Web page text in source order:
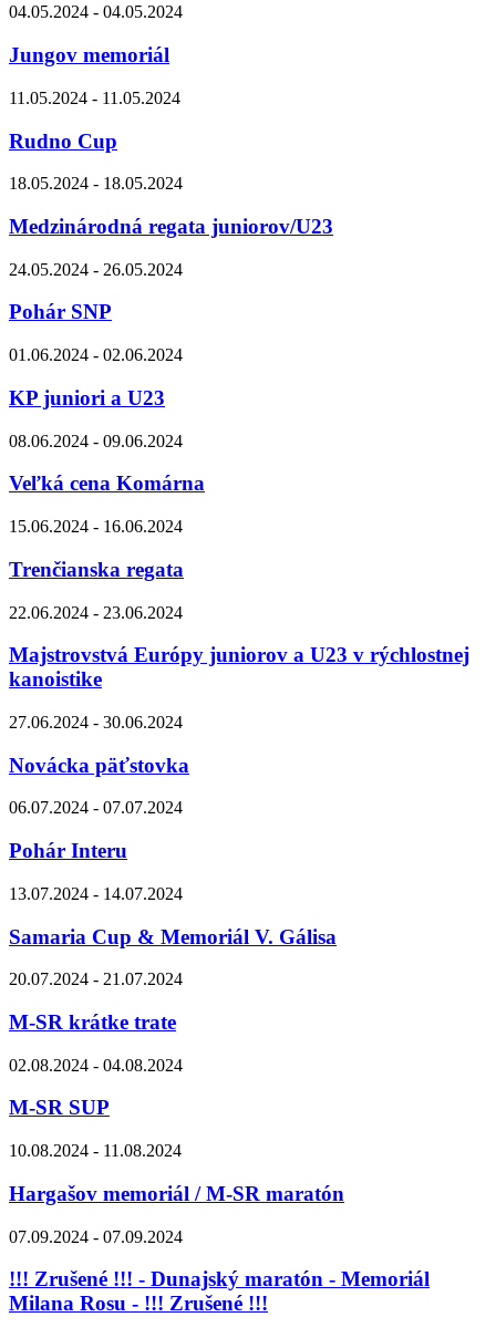
04.05.2024 - 04.05.2024
Jungov memoriál
11.05.2024 - 11.05.2024
Rudno Cup
18.05.2024 - 18.05.2024
Medzinárodná regata juniorov/U23
24.05.2024 - 26.05.2024
Pohár SNP
01.06.2024 - 02.06.2024
KP juniori a U23
08.06.2024 - 09.06.2024
Veľká cena Komárna
15.06.2024 - 16.06.2024
Trenčianska regata
22.06.2024 - 23.06.2024
Majstrovstvá Európy juniorov a U23 v rýchlostnej
kanoistike
27.06.2024 - 30.06.2024
Novácka päťstovka
06.07.2024 - 07.07.2024
Pohár Interu
13.07.2024 - 14.07.2024
Samaria Cup & Memoriál V. Gálisa
20.07.2024 - 21.07.2024
M-SR krátke trate
02.08.2024 - 04.08.2024
M-SR SUP
10.08.2024 - 11.08.2024
Hargašov memoriál / M-SR maratón
07.09.2024 - 07.09.2024
!!! Zrušené !!! - Dunajský maratón - Memoriál
Milana Rosu - !!! Zrušené !!!